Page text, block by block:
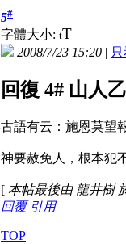
5#
字體大小: tT
2008/7/23 15:20 |
回復 4# 山人
古語有云：施恩莫望
神要赦免人，根本犯
[ 本帖最後由 龍井樹
回覆 引用
TOP